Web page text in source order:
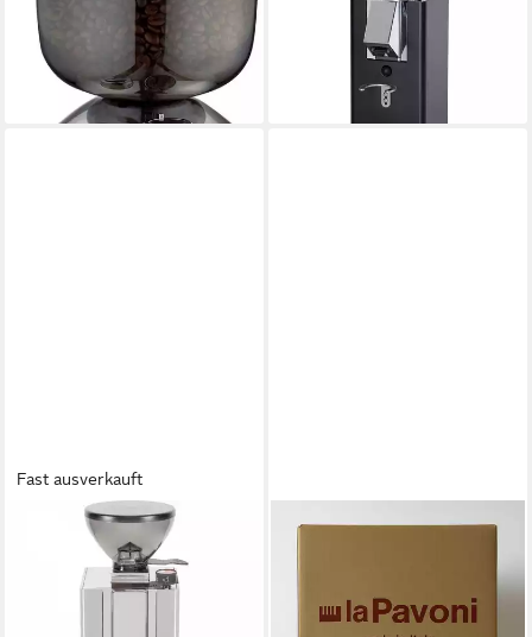
Scheibenmahlwerk
ab 506,10 €
UVP599,00 €
-16%
lieferbar - in 2-3 Werktagen bei dir
ab 311,94 €
lieferbar - in 2-3 Werktagen bei dir
Fast ausverkauft
LA PAVONI
Kaffeemühle Nuovo Kube Mill
- Kaffeemühle - chrom,
Scheibenmahlwerk
LA PAVONI
1.621,94 €
lieferbar - in 2-3 Werktagen bei dir